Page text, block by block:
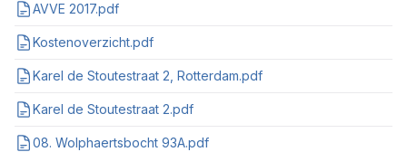
AVVE 2017.pdf
Kostenoverzicht.pdf
Karel de Stoutestraat 2, Rotterdam.pdf
Karel de Stoutestraat 2.pdf
08. Wolphaertsbocht 93A.pdf